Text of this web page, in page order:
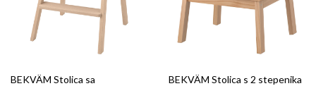
BEKVÄM Stolica sa
BEKVÄM Stolica s 2 stepenika